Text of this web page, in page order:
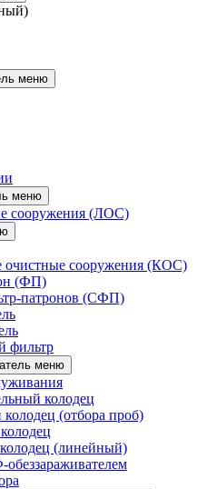
меню
меню
сооружения (ЛОС)
очистные сооружения (КОС)
(ФП)
патронов (СФП)
фильтр
меню
колодец
(отбора проб)
(линейный)